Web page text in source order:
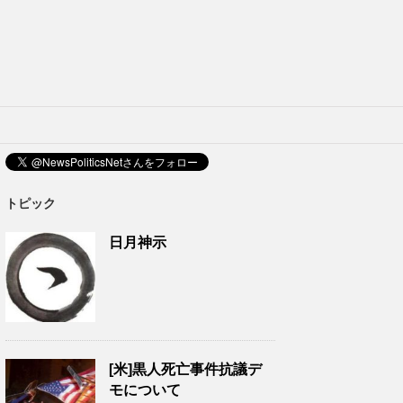
トピック
日月神示
[米]黒人死亡事件抗議デ
モについて